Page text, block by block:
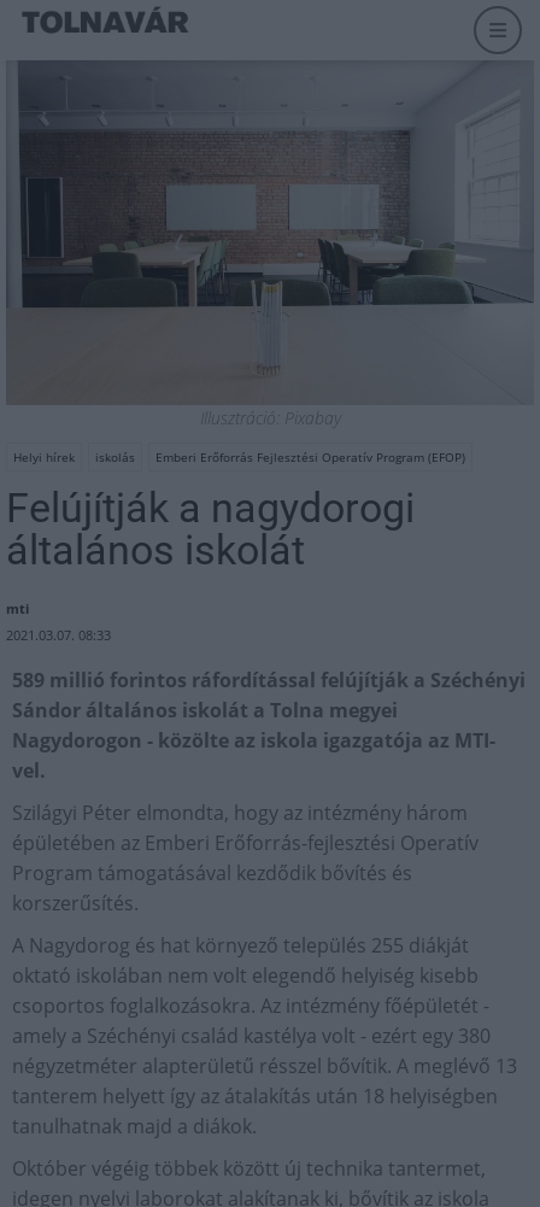
Illusztráció: Pixabay
Helyi hírek iskolás Emberi Erőforrás Fejlesztési Operatív Program (EFOP)
Felújítják a nagydorogi
általános iskolát
mti
2021.03.07. 08:33
589 millió forintos ráfordítással felújítják a Széchényi
Sándor általános iskolát a Tolna megyei
Nagydorogon - közölte az iskola igazgatója az MTI-
vel.
Szilágyi Péter elmondta, hogy az intézmény három
épületében az Emberi Erőforrás-fejlesztési Operatív
Program támogatásával kezdődik bővítés és
korszerűsítés.
A Nagydorog és hat környező település 255 diákját
oktató iskolában nem volt elegendő helyiség kisebb
csoportos foglalkozásokra. Az intézmény főépületét -
amely a Széchényi család kastélya volt - ezért egy 380
négyzetméter alapterületű résszel bővítik. A meglévő 13
tanterem helyett így az átalakítás után 18 helyiségben
tanulhatnak majd a diákok.
Október végéig többek között új technika tantermet,
idegen nyelvi laborokat alakítanak ki, bővítik az iskola